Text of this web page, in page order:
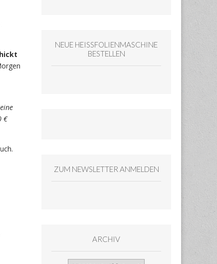
€
NEUE HEISSFOLIENMASCHINE
BESTELLEN
ZUM NEWSLETTER ANMELDEN
ARCHIV